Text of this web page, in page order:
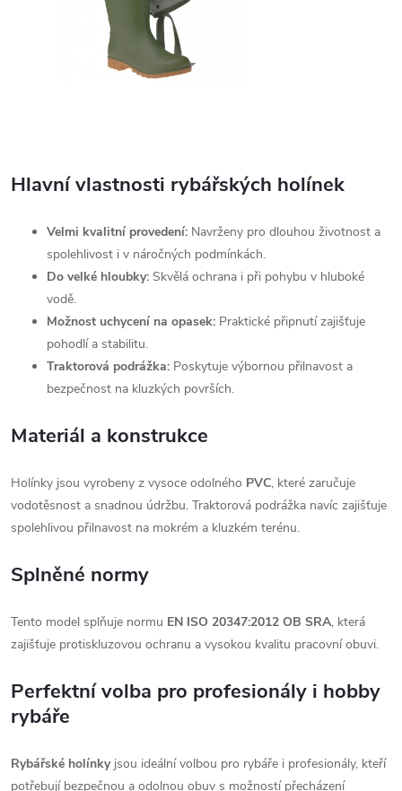
Hlavní vlastnosti rybářských holínek
Velmi kvalitní provedení: Navrženy pro dlouhou životnost a
spolehlivost i v náročných podmínkách.
Do velké hloubky: Skvělá ochrana i při pohybu v hluboké
vodě.
Možnost uchycení na opasek: Praktické připnutí zajišťuje
pohodlí a stabilitu.
Traktorová podrážka: Poskytuje výbornou přilnavost a
bezpečnost na kluzkých površích.
Materiál a konstrukce
Holínky jsou vyrobeny z vysoce odolného PVC, které zaručuje
vodotěsnost a snadnou údržbu. Traktorová podrážka navíc zajišťuje
spolehlivou přilnavost na mokrém a kluzkém terénu.
Splněné normy
Tento model splňuje normu EN ISO 20347:2012 OB SRA, která
zajišťuje protiskluzovou ochranu a vysokou kvalitu pracovní obuvi.
Perfektní volba pro profesionály i hobby
rybáře
Rybářské holínkyjsou ideální volbou pro rybáře i profesionály, kteří
potřebují bezpečnou a odolnou obuv s možností přecházení